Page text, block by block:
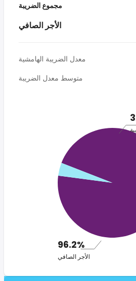
مجموع الضريبة
الأجر الصافي
معدل الضريبة الهامشية
متوسط معدل الضريبة
96.2%
الأجر الصافي